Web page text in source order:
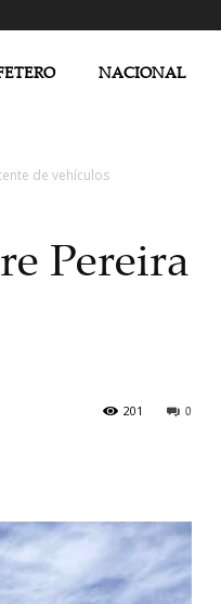
NACIONAL
de vehículos
Pereira
0
201